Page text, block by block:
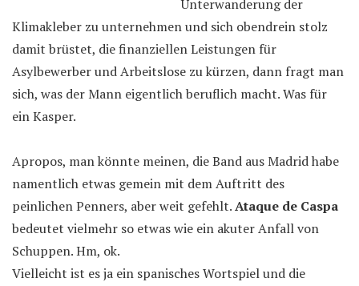
Unterwanderung der
Klimakleber zu unternehmen und sich obendrein stolz
damit brüstet, die finanziellen Leistungen für
Asylbewerber und Arbeitslose zu kürzen, dann fragt man
sich, was der Mann eigentlich beruflich macht. Was für
ein Kasper.
Apropos, man könnte meinen, die Band aus Madrid habe
namentlich etwas gemein mit dem Auftritt des
peinlichen Penners, aber weit gefehlt.Ataque de Caspa
bedeutet vielmehr so etwas wie ein akuter Anfall von
Schuppen. Hm, ok.
Vielleicht ist es ja ein spanisches Wortspiel und die